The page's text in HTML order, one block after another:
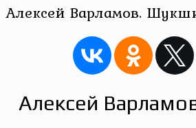
Алексей Варламов.
Алексей